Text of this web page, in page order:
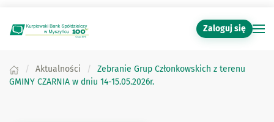
Zaloguj się
Aktualności
Zebranie Grup Członkowskich z terenu
GMINY CZARNIA w dniu 14-15.05.2026r.